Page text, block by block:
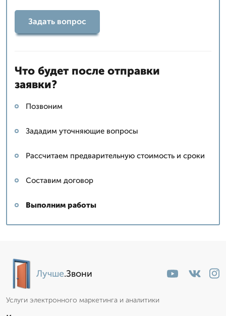
Задать вопрос
Что будет после отправки
заявки?
Позвоним
Зададим уточняющие вопросы
Рассчитаем предварительную стоимость и сроки
Составим договор
Выполним работы
Лучше.Звони
Услуги электронного маркетинга и аналитики